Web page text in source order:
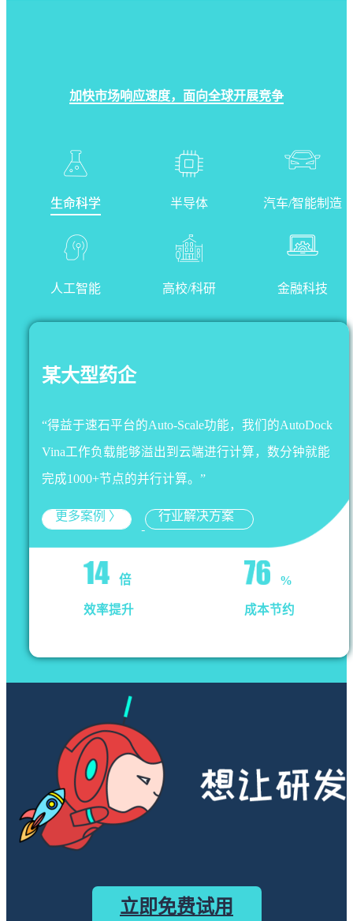
加快市场响应速度，面向全球开展竞争
生命科学 半导体 汽车/智能制造
人工智能 高校/科研 金融科技
某大型药企
“得益于速石平台的Auto-Scale功能，我们的AutoDock
Vina工作负载能够溢出到云端进行计算，数分钟就能
完成1000+节点的并行计算。”
更多案例 〉 行业解决方案
倍
效率提升
%
成本节约
立即免费试用